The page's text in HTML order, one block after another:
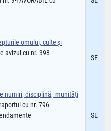
omului, culte şi
avizul cu nr. 398-
SE
numiri, disciplină, imunităţi
cu nr. 796-
SE